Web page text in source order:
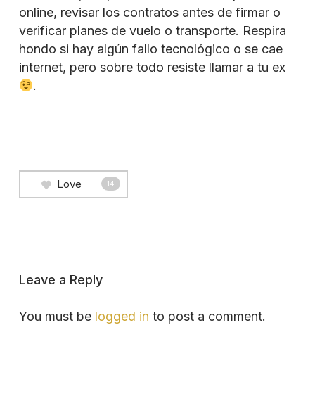
online, revisar los contratos antes de firmar o
verificar planes de vuelo o transporte. Respira
hondo si hay algún fallo tecnológico o se cae
internet, pero sobre todo resiste llamar a tu ex
.
Love 14
Leave a Reply
You must be logged in to post a comment.